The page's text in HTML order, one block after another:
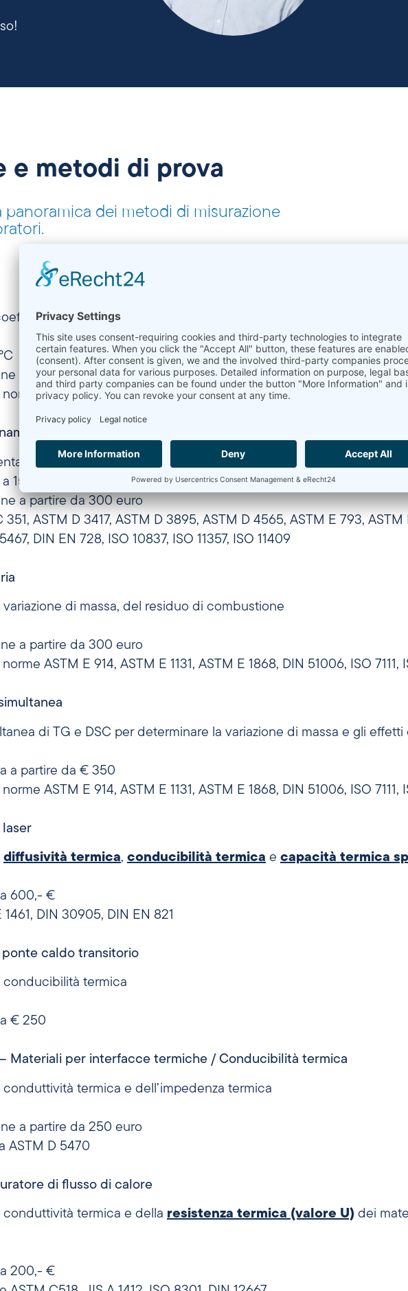
e metodi di prova
panoramica dei metodi di misurazione
di espansione termica (CTE) e dell’espansione lineare
a partire da 300 euro
ASTM D 696, ASTM E 228, ASTM E 831, ASTM E 1363, ASTM
differenziale
delle transizioni di fase e della capacità termica specifica (Cp)
1550°C
a partire da 300 euro
ASTM D 3417, ASTM D 3895, ASTM D 4565, ASTM E 793,
DIN EN 728, ISO 10837, ISO 11357, ISO 11409
di massa, del residuo di combustione
a partire da 300 euro
ASTM E 914, ASTM E 1131, ASTM E 1868, DIN 51006, ISO 7111,
di TG e DSC per determinare la variazione di massa e gli effetti
a partire da € 350
ASTM E 914, ASTM E 1131, ASTM E 1868, DIN 51006, ISO 7111,
laser
diffusività termica, conducibilità termica e capacità termica
600,- €
DIN 30905, DIN EN 821
ponte caldo transitorio
conducibilità termica
€ 250
– Materiali per interfacce termiche / Conducibilità termica
conduttività termica e dell’impedenza termica
a partire da 250 euro
ASTM D 5470
di flusso di calore
conduttività termica e della resistenza termica (valore U) dei
200,- €